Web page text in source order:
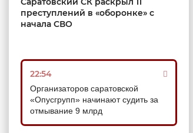
преступлений в «оборонке» с
начала СВО
22:54
Организаторов саратовской
«Опусгрупп» начинают судить за
отмывание 9 млрд